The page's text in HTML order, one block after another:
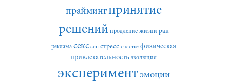
праймингпринятие
решений продление жизни рак
реклама секс сон стресс счастье физическая
привлекательность эволюция
экспериментэмоции